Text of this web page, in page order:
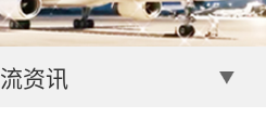
资讯